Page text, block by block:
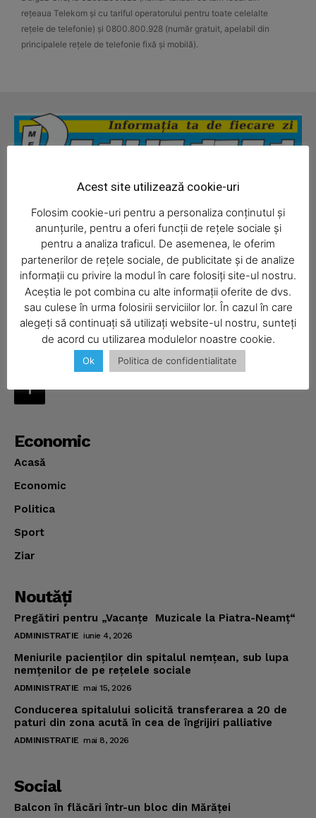
SUBSCRIBE NOW
Company
Subscription Plans
My account
rețeaua Telekom și cu tariful operatorului pentru toate celelalte
rețele de telefonie) și 0800.800.928 (număr gratuit, apelabil din
principalele rețele de telefonie fixă și mobilă).
Administratie Cultura Economic
Eveniment
Intreruperi curent
Politica
Portia de Realitate
Sanatate
Social Sport Ziar
Despre
Realitatea Media – ziar local pentru județul Neamț,
disponibil în format fizic și online. Știri actuale, informații
verificate și reportaje locale.
Economic
Acasă
Economic
Politica
Sport
Ziar
Noutăţi
Pregătiri pentru „Vacanţe Muzicale la Piatra-Neamţ“
ADMINISTRATIE iunie 4, 2026
Meniurile pacienţilor din spitalul nemţean, sub lupa
nemţenilor de pe reţelele sociale
ADMINISTRATIE mai 15, 2026
Conducerea spitalului solicită transferarea a 20 de
paturi din zona acută în cea de îngrijiri palliative
ADMINISTRATIE mai 8, 2026
Social
Balcon în flăcări într-un bloc din Mărăţei
Acest site utilizează cookie-uri
Folosim cookie-uri pentru a personaliza conținutul și
anunțurile, pentru a oferi funcții de rețele sociale și
pentru a analiza traficul. De asemenea, le oferim
partenerilor de rețele sociale, de publicitate și de analize
informații cu privire la modul în care folosiți site-ul nostru.
Aceștia le pot combina cu alte informații oferite de dvs.
sau culese în urma folosirii serviciilor lor. În cazul în care
alegeți să continuați să utilizați website-ul nostru, sunteți
de acord cu utilizarea modulelor noastre cookie.
Ok Politica de confidentialitate